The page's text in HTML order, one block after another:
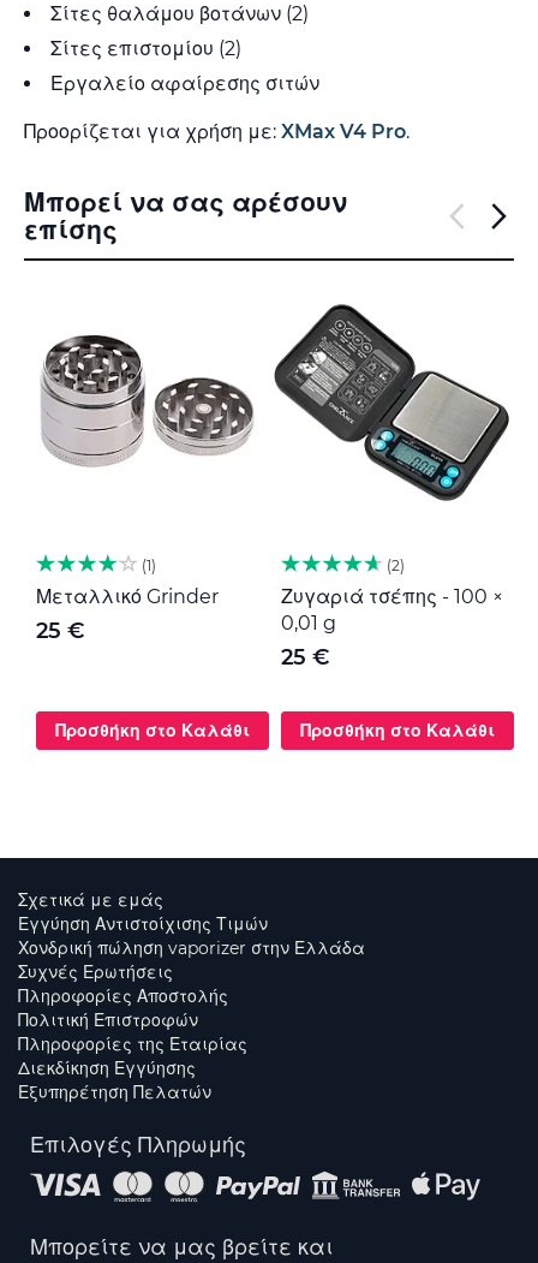
Σίτες θαλάμου βοτάνων (2)
Σίτες επιστομίου (2)
Εργαλείο αφαίρεσης σιτών
Προορίζεται για χρήση με: XMax V4 Pro.
Μπορεί να σας αρέσουν
επίσης
1
Μεταλλικό Grinder
25 €
Προσθήκη στο Καλάθι
2
Ζυγαριά τσέπης - 100 ×
0,01 g
25 €
Προσθήκη στο Καλάθι
Σχετικά με εμάς
Εγγύηση Αντιστοίχισης Τιμών
Χονδρική πώληση vaporizer στην Ελλάδα
Συχνές Ερωτήσεις
Πληροφορίες Αποστολής
Πολιτική Επιστροφών
Πληροφορίες της Εταιρίας
Διεκδίκηση Εγγύησης
Εξυπηρέτηση Πελατών
Επιλογές Πληρωμής
Μπορείτε να μας βρείτε και